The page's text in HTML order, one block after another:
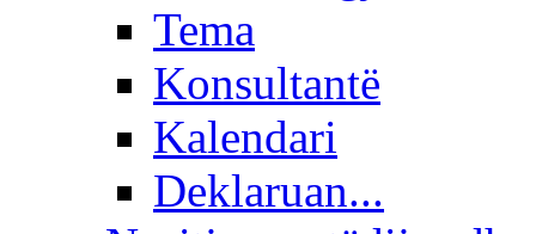
Tema
Konsultantë
Kalendari
Deklaruan...